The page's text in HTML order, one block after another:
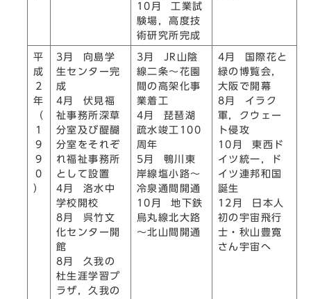
10月 工業試
験場，高度技
術研究所完成
平
成
2
年
（
1
9
9
0
）
3月 向島学
生センター完
成
4月 伏見福
祉事務所深草
分室及び醍醐
分室をそれぞ
れ福祉事務所
として設置
4月 洛水中
学校開校
8月 呉竹文
化センター開
館
8月 久我の
杜生涯学習プ
ラザ，久我の
3月 JR山陰
線二条～花園
間の高架化事
業着工
4月 琵琶湖
疏水竣工100
周年
5月 鴨川東
岸線塩小路～
冷泉通間開通
10月 地下鉄
烏丸線北大路
～北山間開通
4月 国際花と
緑の博覧会，
大阪で開幕
8月 イラク
軍，クウェー
ト侵攻
10月 東西ド
イツ統一，ド
イツ連邦和国
誕生
12月 日本人
初の宇宙飛行
士・秋山豊寛
さん宇宙へ